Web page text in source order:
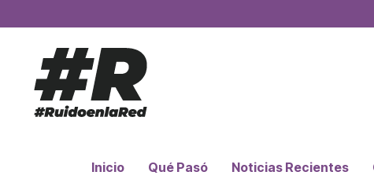
Inicio Qué Pasó Noticias Recientes